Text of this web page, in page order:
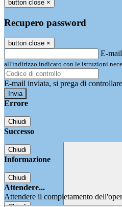
button close ×
Recupero password
button close ×
E-mail
all'indirizzo indicato con le istruzioni
E-mail inviata, si prega di
Errore
Chiudi
Successo
Chiudi
Informazione
Chiudi
Attendere...
Attendere il completamento